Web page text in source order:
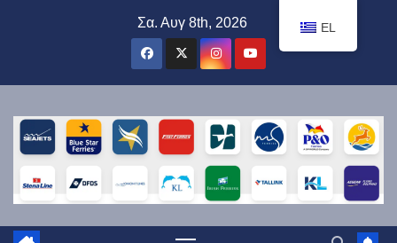
Σα. Αυγ 8th, 2026 EL